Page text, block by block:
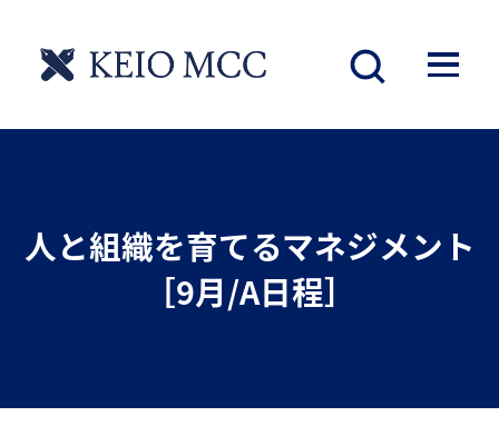
人と組織を育てるマネジメント
［9月/A日程］